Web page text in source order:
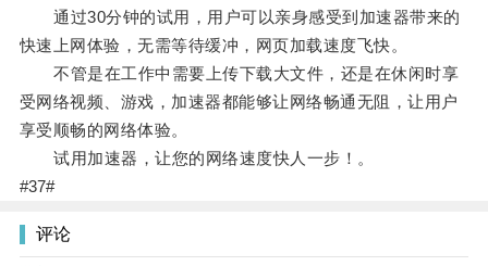
通过30分钟的试用，用户可以亲身感受到加速器带来的
快速上网体验，无需等待缓冲，网页加载速度飞快。
不管是在工作中需要上传下载大文件，还是在休闲时享
受网络视频、游戏，加速器都能够让网络畅通无阻，让用户
享受顺畅的网络体验。
试用加速器，让您的网络速度快人一步！。
#37#
评论